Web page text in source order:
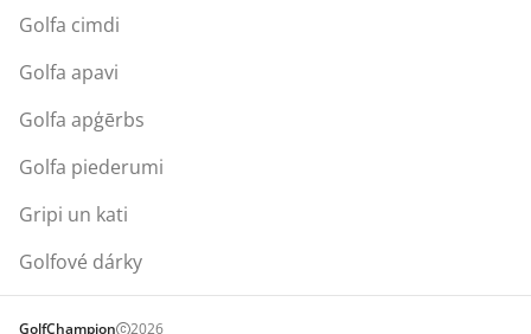
Golfa cimdi
Golfa apavi
Golfa apģērbs
Golfa piederumi
Gripi un kati
Golfové dárky
GolfChampion 2026